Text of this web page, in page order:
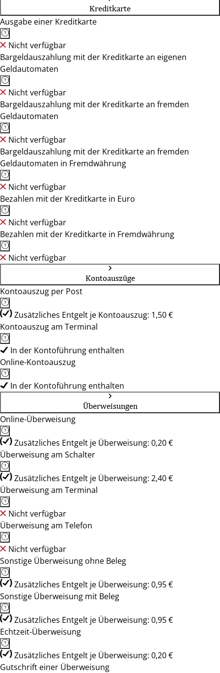
Kreditkarte
Ausgabe einer Kreditkarte
Nicht verfügbar
Bargeldauszahlung mit der Kreditkarte an eigenen
Geldautomaten
Nicht verfügbar
Bargeldauszahlung mit der Kreditkarte an fremden
Geldautomaten
Nicht verfügbar
Bargeldauszahlung mit der Kreditkarte an fremden
Geldautomaten in Fremdwährung
Nicht verfügbar
Bezahlen mit der Kreditkarte in Euro
Nicht verfügbar
Bezahlen mit der Kreditkarte in Fremdwährung
Nicht verfügbar
Kontoauszüge
Kontoauszug per Post
Zusätzliches Entgelt je Kontoauszug: 1,50 €
Kontoauszug am Terminal
In der Kontoführung enthalten
Online-Kontoauszug
In der Kontoführung enthalten
Überweisungen
Online-Überweisung
Zusätzliches Entgelt je Überweisung: 0,20 €
Überweisung am Schalter
Zusätzliches Entgelt je Überweisung: 2,40 €
Überweisung am Terminal
Nicht verfügbar
Überweisung am Telefon
Nicht verfügbar
Sonstige Überweisung ohne Beleg
Zusätzliches Entgelt je Überweisung: 0,95 €
Sonstige Überweisung mit Beleg
Zusätzliches Entgelt je Überweisung: 0,95 €
Echtzeit-Überweisung
Zusätzliches Entgelt je Überweisung: 0,20 €
Gutschrift einer Überweisung